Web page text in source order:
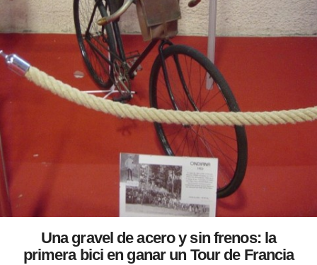
Una gravel de acero y sin frenos: la
primera bici en ganar un Tour de Francia